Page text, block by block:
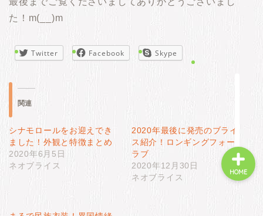
た！m(__)m
Twitter Facebook Skype
関連
シナモロールをお迎えでき
ました！外観と特徴まとめ
2020年6月5日
ネオブライス
2020年最後に発売のブライ
ス紹介！ロンギングフォー
ラブ
2020年12月30日
ネオブライス
HOME
カスタム